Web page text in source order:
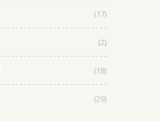
(17)
(2)
(18)
(29)